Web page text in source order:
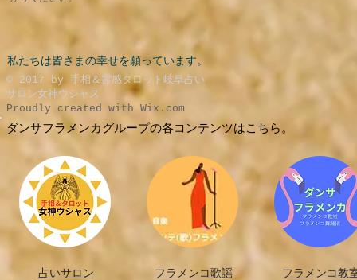
私たちは皆さまの幸せを願っています。
​© 2017 by 手相＆霊感タロット岐阜占い
サロン女神ウシャス
Proudly created with Wix.com
ダンサフラメンカグループの各コンテンツはこちら。
占いサロン フラメンコ歌謡 フラメンコ教